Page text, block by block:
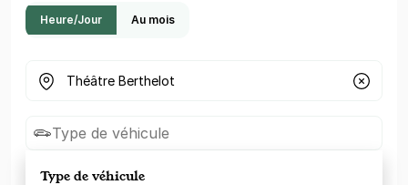
Heure/Jour Au mois
Où cherchez-vous un parking ?
Type de véhicule
Type de véhicule